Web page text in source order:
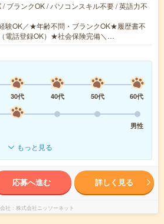
/ ブランクOK / パソコンスキル不要 / 英語力不
験OK／★年齢不問・ブランクOK★履歴書不
電話登録OK）★社会保険完備＼…
30代 40代 50代
60代
男性
もっと見る
応募へ進む 詳しく見る
社 株式会社ニッソーネット